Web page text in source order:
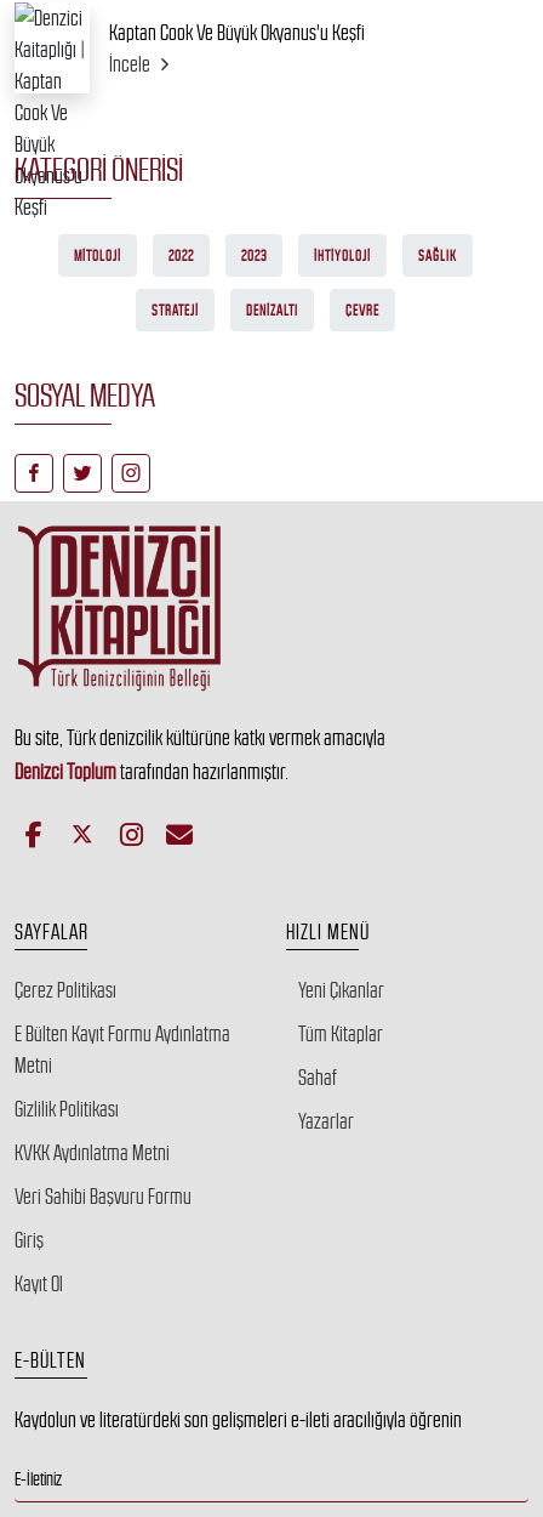
Kaptan Cook Ve Büyük Okyanus'u Keşfi
İncele
KATEGORI ÖNERISI
MITOLOJI 2022 2023 İHTIYOLOJI SAĞLIK
STRATEJI DENIZALTI ÇEVRE
SOSYAL MEDYA
Bu site, Türk denizcilik kültürüne katkı vermek amacıyla
Denizci Toplumtarafından hazırlanmıştır.
SAYFALAR
Çerez Politikası
E Bülten Kayıt Formu Aydınlatma
Metni
Gizlilik Politikası
KVKK Aydınlatma Metni
Veri Sahibi Başvuru Formu
Giriş
Kayıt Ol
HIZLI MENÜ
Yeni Çıkanlar
Tüm Kitaplar
Sahaf
Yazarlar
E-BÜLTEN
Kaydolun ve literatürdeki son gelişmeleri e-ileti aracılığıyla öğrenin